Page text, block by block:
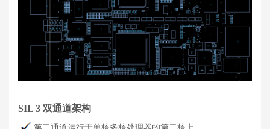
SIL 3 双通道架构